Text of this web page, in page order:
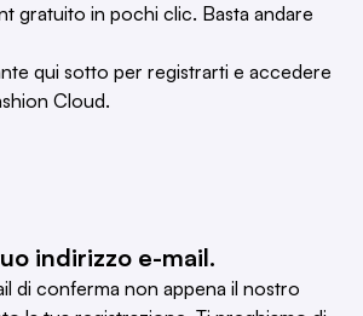
gratuito in pochi clic. Basta andare
qui sotto per registrarti e accedere
Cloud.
indirizzo e-mail.
di conferma non appena il nostro